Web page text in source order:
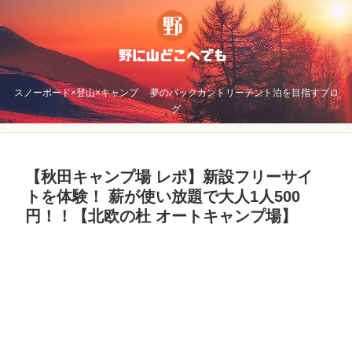
スノーボード×登山×キャンプ 夢のバックカントリーテント泊を目指すブロ
グ
【秋田キャンプ場 レポ】新設フリーサイ
トを体験！ 薪が使い放題で大人1人500
円！！【北欧の杜 オートキャンプ場】